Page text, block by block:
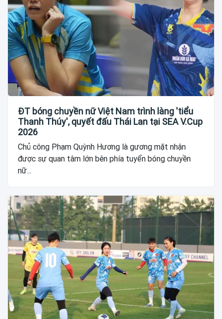
ĐT bóng chuyền nữ Việt Nam trình làng 'tiểu
Thanh Thúy', quyết đấu Thái Lan tại SEA V.Cup
2026
Chủ công Phạm Quỳnh Hương là gương mặt nhận
được sự quan tâm lớn bên phía tuyển bóng chuyền
nữ...